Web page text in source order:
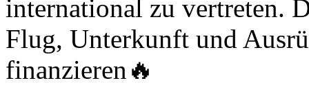
international zu vertreten.
Flug, Unterkunft und
finanzieren🔥